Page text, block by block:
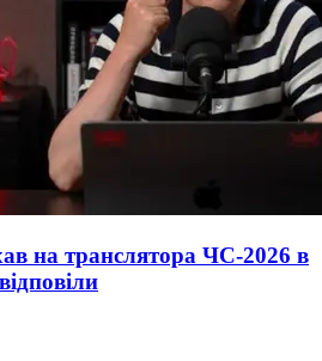
на транслятора ЧС-2026 в